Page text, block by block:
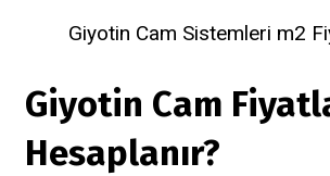
Giyotin Cam Sistemleri m2
Giyotin Cam
Hesaplanır?